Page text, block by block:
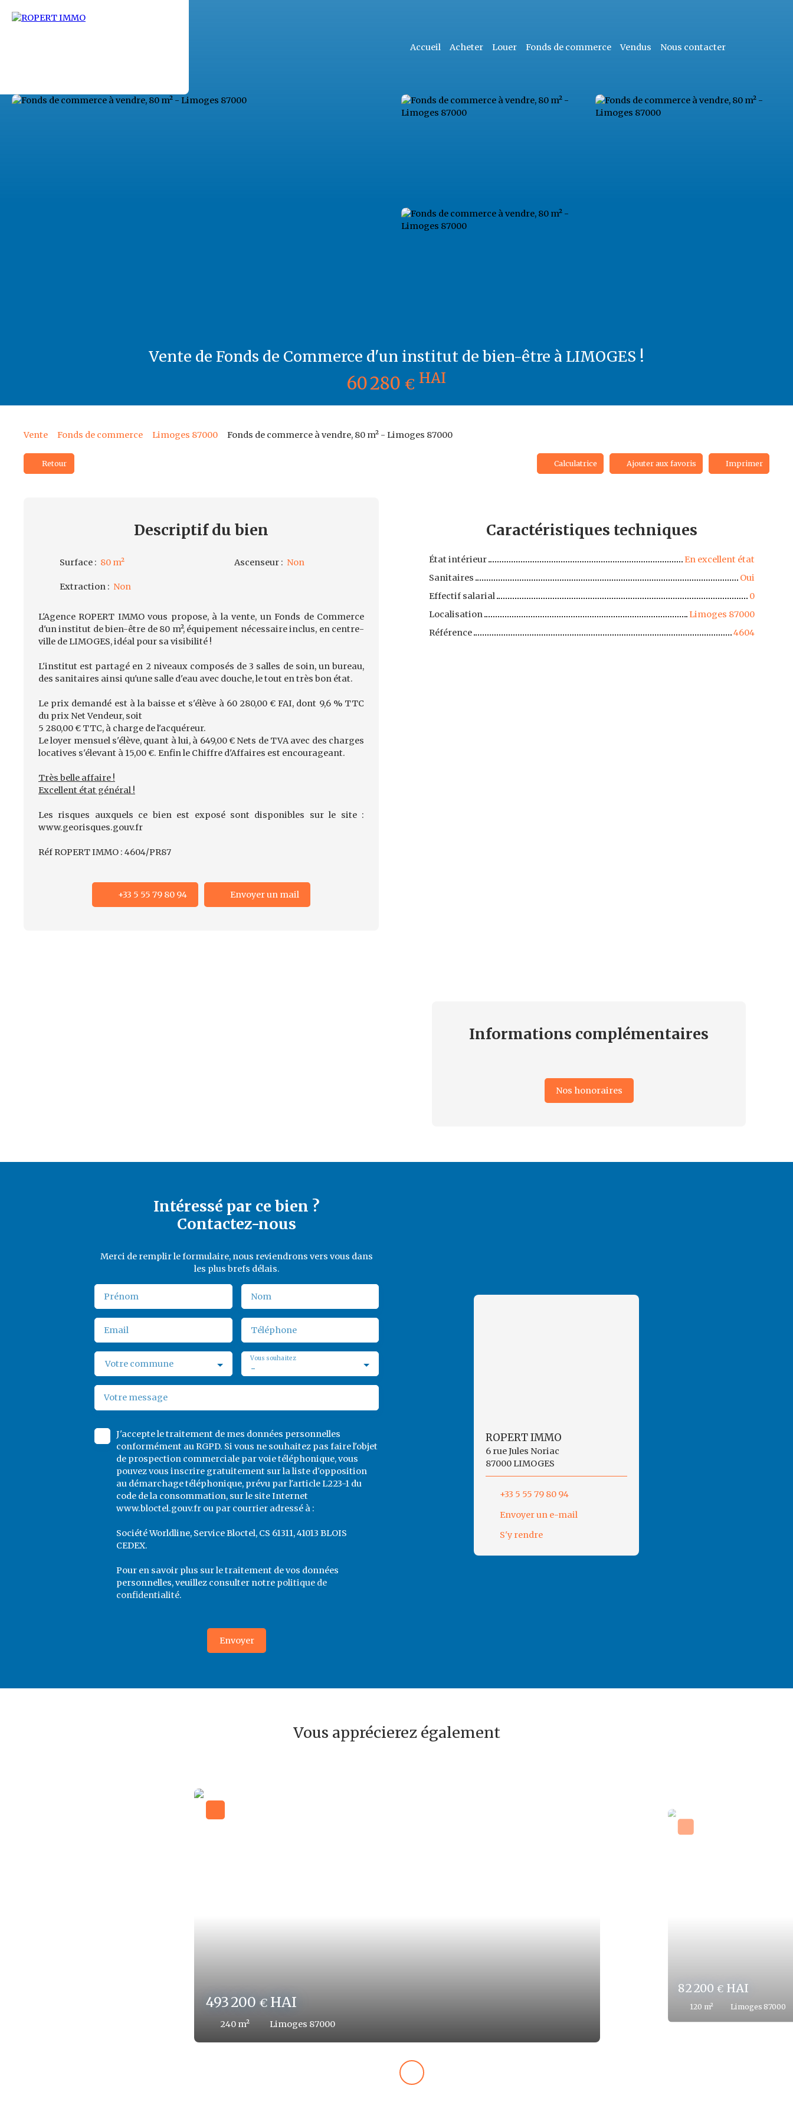
Accueil Acheter Louer Fonds de commerce Vendus Nous contacter
Vente de Fonds de Commerce d'un institut de bien-être à LIMOGES !
60 280 € HAI
Vente Fonds de commerce Limoges 87000 Fonds de commerce à vendre, 80 m² - Limoges 87000
Retour Calculatrice Ajouter aux favoris Imprimer
Descriptifdu bien
Surface : 80 m² Ascenseur : Non
Extraction : Non
L'Agence ROPERT IMMO vous propose, à la vente, un Fonds de Commerce
d'un institut de bien-être de 80 m², équipement nécessaire inclus, en centre-
ville de LIMOGES, idéal pour sa visibilité !
L'institut est partagé en 2 niveaux composés de 3 salles de soin, un bureau,
des sanitaires ainsi qu'une salle d'eau avec douche, le tout en très bon état.
Le prix demandé est à la baisse et s'élève à 60 280,00 € FAI, dont 9,6 % TTC
du prix Net Vendeur, soit
5 280,00 € TTC, à charge de l'acquéreur.
Le loyer mensuel s'élève, quant à lui, à 649,00 € Nets de TVA avec des charges
locatives s'élevant à 15,00 €. Enfin le Chiffre d'Affaires est encourageant.
Très belle affaire !
Excellent état général !
Les risques auxquels ce bien est exposé sont disponibles sur le site :
www.georisques.gouv.fr
Réf ROPERT IMMO : 4604/PR87
+33 5 55 79 80 94 Envoyer un mail
Caractéristiques techniques
État intérieur
En excellent état
Sanitaires
Oui
Effectif salarial
0
Localisation
Limoges 87000
Référence
4604
Informations complémentaires
Nos honoraires
Intéressé par ce bien ?
Contactez-nous
Merci de remplir le formulaire, nous reviendrons vers vous dans
les plus brefs délais.
Prénom Nom
Email Téléphone
Votre commune -
Vous souhaitez
Votre message
J'accepte le traitement de mes données personnelles
conformément au RGPD. Si vous ne souhaitez pas faire l'objet
de prospection commerciale par voie téléphonique, vous
pouvez vous inscrire gratuitement sur la liste d'opposition
au démarchage téléphonique, prévu par l'article L223-1 du
code de la consommation, sur le site Internet
www.bloctel.gouv.fr ou par courrier adressé à :
Société Worldline, Service Bloctel, CS 61311, 41013 BLOIS
CEDEX.
Pour en savoir plus sur le traitement de vos données
personnelles, veuillez consulter notre politique de
confidentialité.
Envoyer
ROPERT IMMO
6 rue Jules Noriac
87000 LIMOGES
+33 5 55 79 80 94
Envoyer un e-mail
S'y rendre
Vous apprécierez également
82 200 €HAI
120m² Limoges 87000
27 400€HAI
43.4m² Limoges 87000